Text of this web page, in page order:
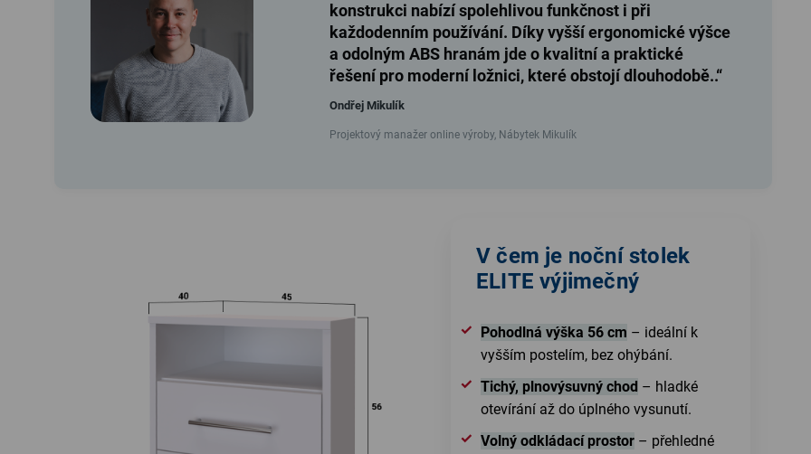
konstrukci nabízí spolehlivou funkčnost i při
každodenním používání. Díky vyšší ergonomické výšce
a odolným ABS hranám jde o kvalitní a praktické
řešení pro moderní ložnici, které obstojí dlouhodobě..“
Ondřej Mikulík
Projektový manažer online výroby, Nábytek Mikulík
V čem je noční stolek
ELITE výjimečný
Pohodlná výška 56 cm – ideální k
vyšším postelím, bez ohýbání.
Tichý, plnovýsuvný chod – hladké
otevírání až do úplného vysunutí.
Volný odkládací prostor – přehledné